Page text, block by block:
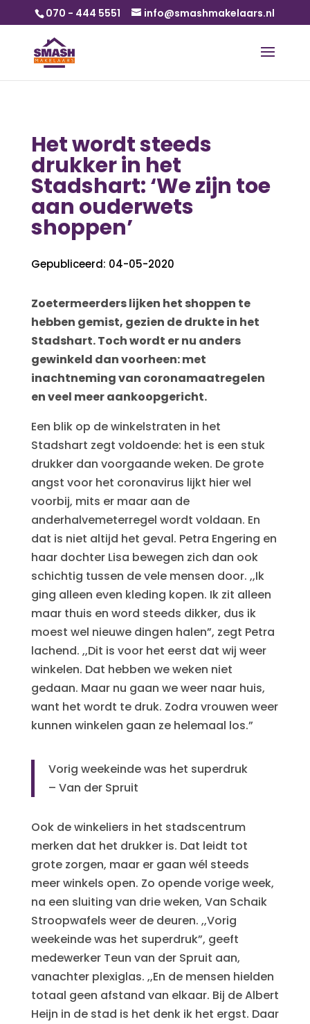
070 - 444 5551 info@smashmakelaars.nl
Het wordt steeds
drukker in het
Stadshart: ‘We zijn toe
aan ouderwets
shoppen’
Gepubliceerd: 04-05-2020
Zoetermeerders lijken het shoppen te
hebben gemist, gezien de drukte in het
Stadshart. Toch wordt er nu anders
gewinkeld dan voorheen: met
inachtneming van coronamaatregelen
en veel meer aankoopgericht.
Een blik op de winkelstraten in het
Stadshart zegt voldoende: het is een stuk
drukker dan voorgaande weken. De grote
angst voor het coronavirus lijkt hier wel
voorbij, mits er maar aan de
anderhalvemeterregel wordt voldaan. En
dat is niet altijd het geval. Petra Engering en
haar dochter Lisa bewegen zich dan ook
schichtig tussen de vele mensen door. ,,Ik
ging alleen even kleding kopen. Ik zit alleen
maar thuis en word steeds dikker, dus ik
moest wel nieuwe dingen halen”, zegt Petra
lachend. ,,Dit is voor het eerst dat wij weer
winkelen. Dat hebben we weken niet
gedaan. Maar nu gaan we weer naar huis,
want het wordt te druk. Zodra vrouwen weer
kunnen winkelen gaan ze helemaal los.”
Vorig weekeinde was het superdruk
– Van der Spruit
Ook de winkeliers in het stadscentrum
merken dat het drukker is. Dat leidt tot
grote zorgen, maar er gaan wél steeds
meer winkels open. Zo opende vorige week,
na een sluiting van drie weken, Van Schaik
Stroopwafels weer de deuren. ,,Vorig
weekeinde was het superdruk”, geeft
medewerker Teun van der Spruit aan,
vanachter plexiglas. ,,En de mensen hielden
totaal geen afstand van elkaar. Bij de Albert
Heijn in de stad is het denk ik het ergst. Daar